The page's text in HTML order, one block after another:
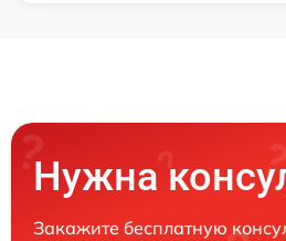
Нужна
Закажите бесплатную